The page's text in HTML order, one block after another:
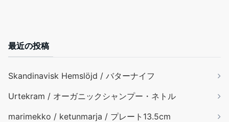
最近の投稿
Skandinavisk Hemslöjd / バターナイフ
Urtekram / オーガニックシャンプー・ネトル
marimekko / ketunmarja / プレート13.5cm